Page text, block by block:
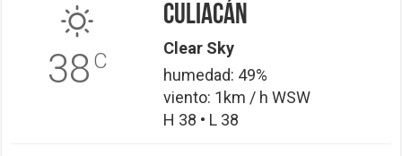
38 C
Culiacán
Clear Sky
humedad: 49%
viento: 1km / h WSW
H 38 • L 38